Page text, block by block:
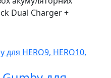
Dual Charger +